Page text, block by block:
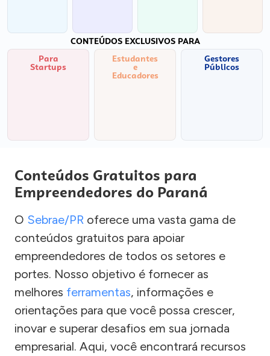
CONTEÚDOS EXCLUSIVOS PARA
Para
Startups
Estudantes
e
Educadores
Gestores
Públicos
Conteúdos Gratuitos para
Empreendedores do Paraná
O Sebrae/PR oferece uma vasta gama de
conteúdos gratuitos para apoiar
empreendedores de todos os setores e
portes. Nosso objetivo é fornecer as
melhores ferramentas, informações e
orientações para que você possa crescer,
inovar e superar desafios em sua jornada
empresarial. Aqui, você encontrará recursos